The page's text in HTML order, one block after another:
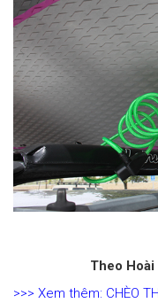
Theo Hoài
>>> Xem thêm: CHÈO